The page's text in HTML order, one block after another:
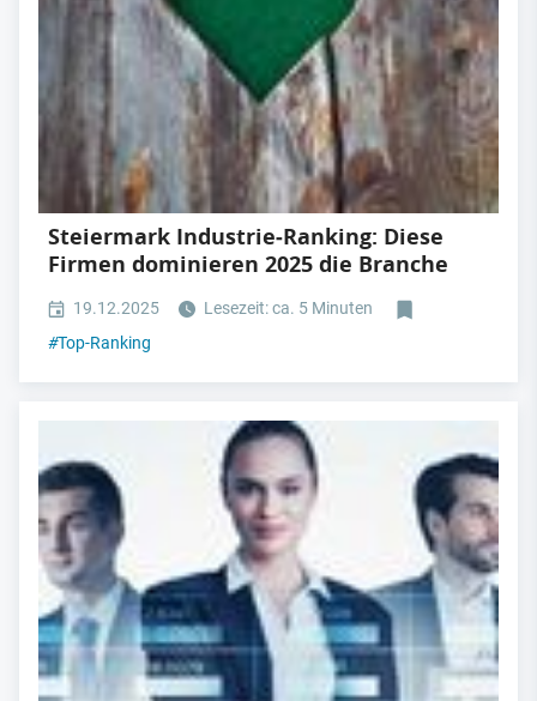
Steiermark Industrie‑Ranking: Diese
Firmen dominieren 2025 die Branche
19.12.2025
Lesezeit: ca. 5 Minuten
#Top-Ranking